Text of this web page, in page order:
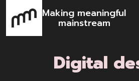
Making meaningful
mainstream
Digital